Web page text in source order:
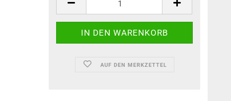
AUF DEN MERKZETTEL